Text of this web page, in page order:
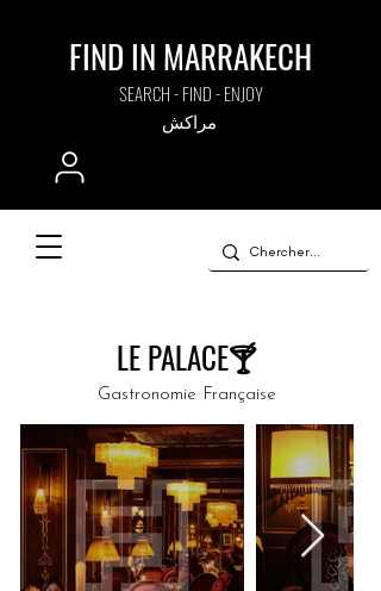
FIND IN MARRAKECH
SEARCH - FIND - ENJOY
مراكش
LE PALACE🍸
Gastronomie Française